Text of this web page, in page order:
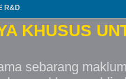
R&D
KHUSUS
sebarang